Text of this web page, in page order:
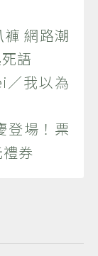
網路潮
語
我以為
場！票
券